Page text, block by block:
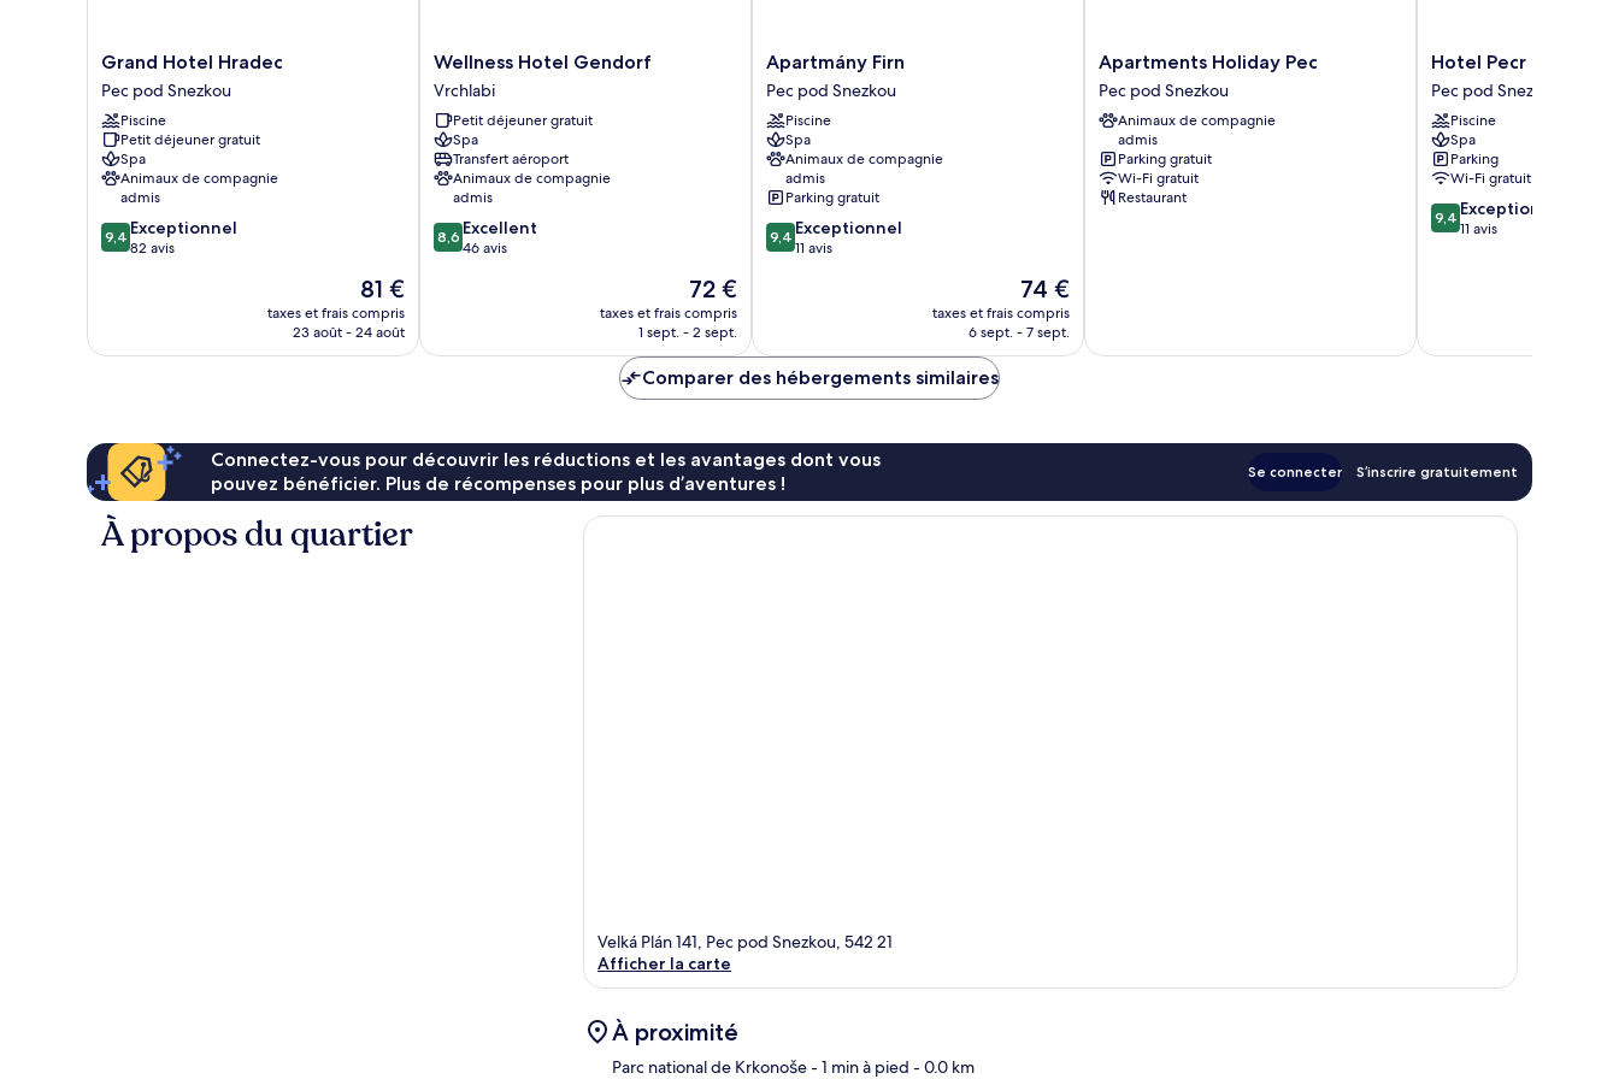
de-
chaussée
Grand
Hotel
Hradec
Pec
pod
Snezkou
Grand Hotel Hradec
Pec pod Snezkou
Piscine
Petit déjeuner gratuit
Spa
Animaux de compagnie
admis
9.4
sur
9,4 Exceptionnel
82 avis
Le
nouveau
prix
81 €
taxes et frais compris
23 août - 24 août
Wellness
Hotel
Gendorf
Vrchlabi
Wellness Hotel Gendorf
Vrchlabi
Petit déjeuner gratuit
Spa
Transfert aéroport
Animaux de compagnie
admis
8.6
sur
8,6 Excellent
46 avis
Le
nouveau
prix
de
72 €
taxes et frais compris
1 sept. - 2 sept.
Apartmány
Firn
Pec
pod
Snezkou
Apartmány Firn
Pec pod Snezkou
Piscine
Spa
Animaux de compagnie
admis
Parking gratuit
9.4
sur
9,4 Exceptionnel
11 avis
Le
nouveau
prix
74 €
taxes et frais compris
6 sept. - 7 sept.
Apartments
Holiday
Pec
Pec
pod
Snezkou
Apartments Holiday Pec
Pec pod Snezkou
Animaux de compagnie
admis
Parking gratuit
Wi-Fi gratuit
Restaurant
Hotel
Pecr
Deep
Pec
pod
Snezkou
Hotel Pecr Deep
Pec pod Snezkou
Piscine
Spa
Parking
Wi-Fi gratuit
9.4
sur
9,4 Exceptionnel
11 avis
Comparer des hébergements similaires
Connectez-vous pour découvrir les réductions et les avantages dont vous
pouvez bénéficier. Plus de récompenses pour plus d’aventures !
Se connecter S’inscrire gratuitement
À propos du quartier
Velká Plán 141, Pec pod Snezkou, 542 21
Afficher la carte
À proximité
Parc national de Krkonoše- 1 min à pied - 0.0 km